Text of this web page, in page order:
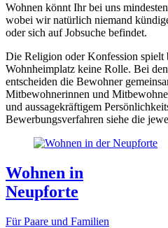
Wohnen könnt Ihr bei uns
wobei wir natürlich niemand
oder sich auf Jobsuche befindet.
Die Religion oder Konfession spielt
Wohnheimplatz keine Rolle. Bei
entscheiden die Bewohner
Mitbewohnerinnen und
und aussagekräftigem
Bewerbungsverfahren siehe die
Wohnen in
Neupforte
Für Paare und Familien